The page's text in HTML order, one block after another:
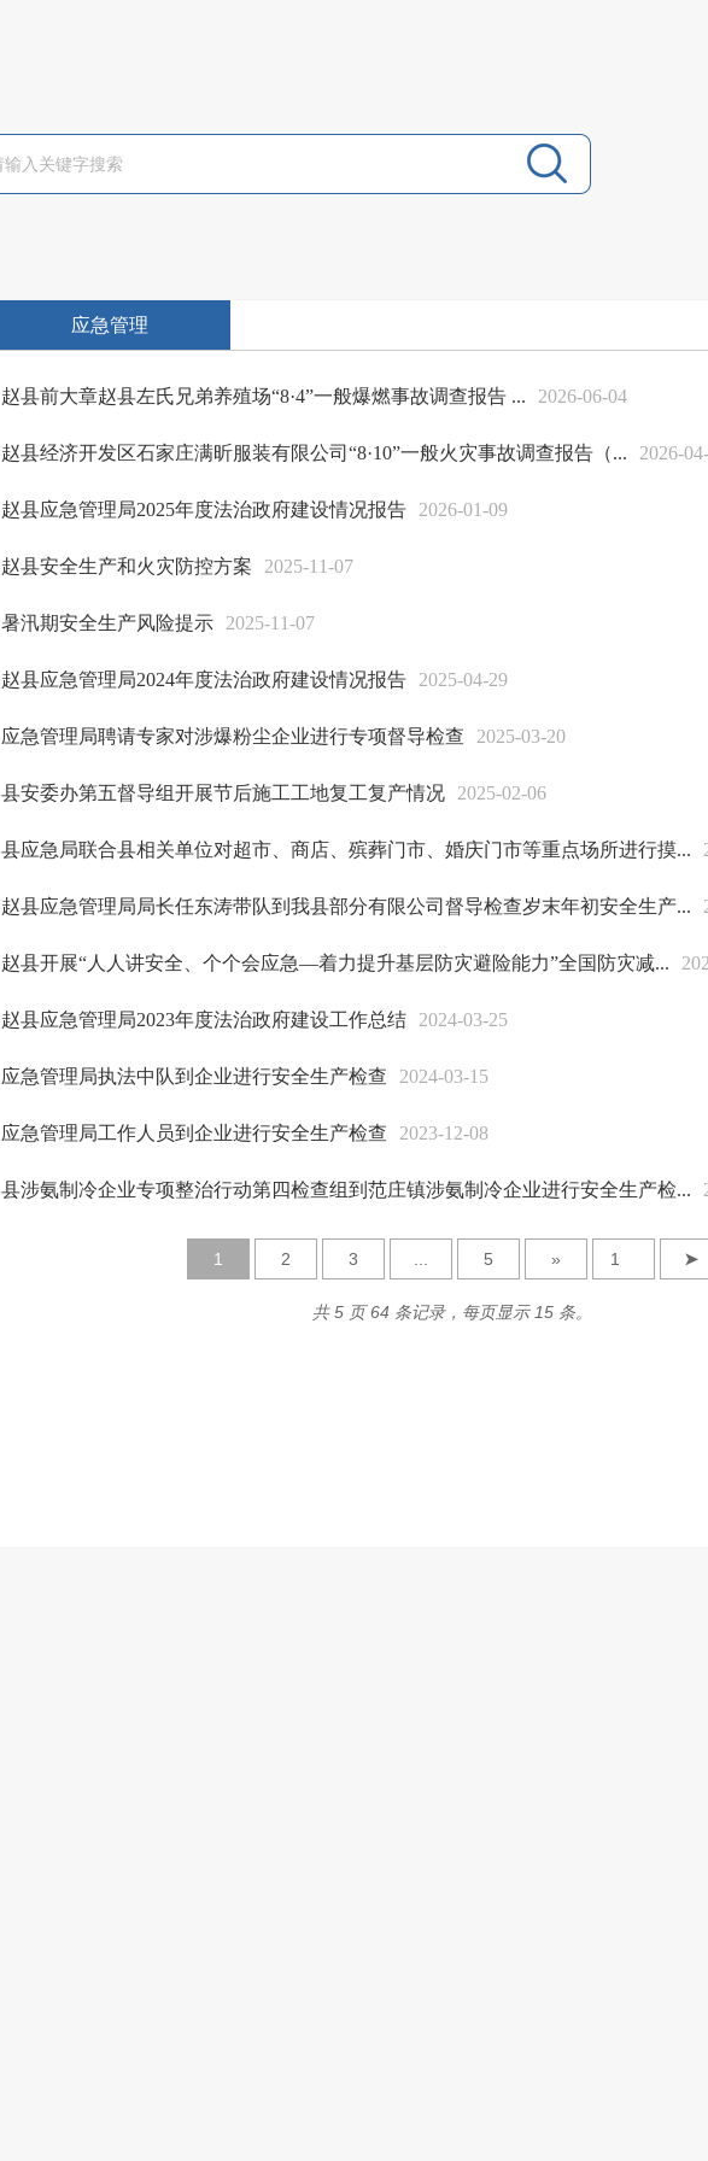
应急管理
赵县前大章赵县左氏兄弟养殖场“8·4”一般爆燃事故调查报告 ... 2026-06-04
赵县经济开发区石家庄满昕服装有限公司“8·10”一般火灾事故调查报告（... 2026-
赵县应急管理局2025年度法治政府建设情况报告 2026-01-09
赵县安全生产和火灾防控方案 2025-11-07
暑汛期安全生产风险提示 2025-11-07
赵县应急管理局2024年度法治政府建设情况报告 2025-04-29
应急管理局聘请专家对涉爆粉尘企业进行专项督导检查 2025-03-20
县安委办第五督导组开展节后施工工地复工复产情况 2025-02-06
县应急局联合县相关单位对超市、商店、殡葬门市、婚庆门市等重点场所进行摸...
赵县应急管理局局长任东涛带队到我县部分有限公司督导检查岁末年初安全生产...
赵县开展“人人讲安全、个个会应急—着力提升基层防灾避险能力”全国防灾减...
赵县应急管理局2023年度法治政府建设工作总结 2024-03-25
应急管理局执法中队到企业进行安全生产检查 2024-03-15
应急管理局工作人员到企业进行安全生产检查 2023-12-08
县涉氨制冷企业专项整治行动第四检查组到范庄镇涉氨制冷企业进行安全生产检...
1 2 3 5 » ➤
共 5 页 64 条记录，每页显示 15 条。